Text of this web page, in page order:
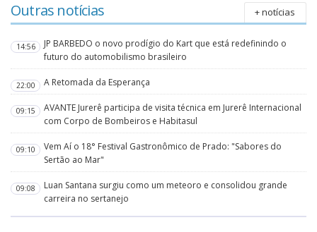
Outras notícias + notícias
14:56
JP BARBEDO o novo prodígio do Kart que está redefinindo o
futuro do automobilismo brasileiro
22:00 A Retomada da Esperança
09:15
AVANTE Jurerê participa de visita técnica em Jurerê Internacional
com Corpo de Bombeiros e Habitasul
09:10
Vem Aí o 18° Festival Gastronômico de Prado: "Sabores do
Sertão ao Mar"
09:08
Luan Santana surgiu como um meteoro e consolidou grande
carreira no sertanejo